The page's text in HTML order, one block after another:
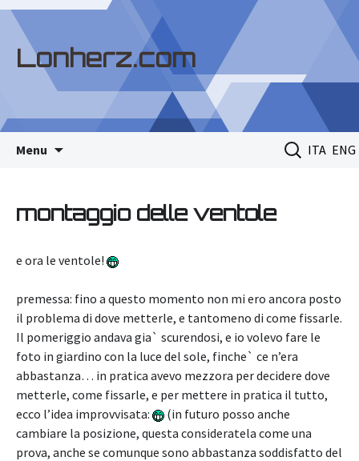
Lonherz.com
Menu ITA ENG
Ricerca
per:
montaggio delle ventole
e ora le ventole!
premessa: fino a questo momento non mi ero ancora posto
il problema di dove metterle, e tantomeno di come fissarle.
Il pomeriggio andava gia` scurendosi, e io volevo fare le
foto in giardino con la luce del sole, finche` ce n’era
abbastanza… in pratica avevo mezzora per decidere dove
metterle, come fissarle, e per mettere in pratica il tutto,
ecco l’idea improvvisata:
(in futuro posso anche
cambiare la posizione, questa consideratela come una
prova, anche se comunque sono abbastanza soddisfatto del